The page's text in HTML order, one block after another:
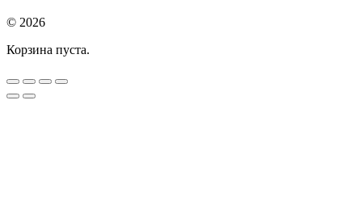
© 2026
Корзина пуста.